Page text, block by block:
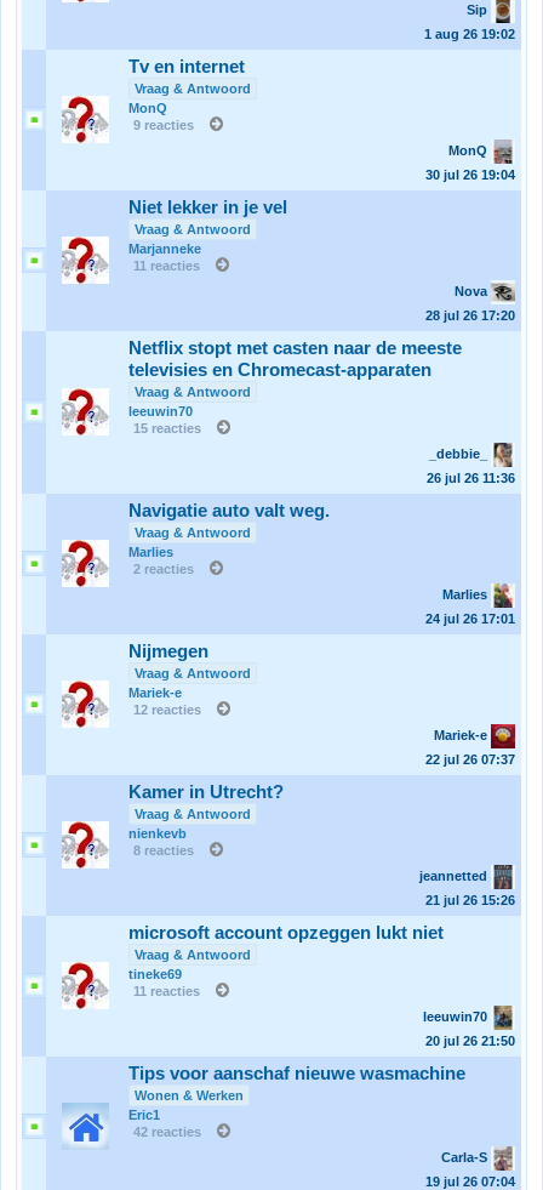
Sip
1 aug 26 19:02
Tv en internet
Vraag & Antwoord
MonQ
9 reacties
MonQ
30 jul 26 19:04
Niet lekker in je vel
Vraag & Antwoord
Marjanneke
11 reacties
Nova
28 jul 26 17:20
Netflix stopt met casten naar de meeste
televisies en Chromecast-apparaten
Vraag & Antwoord
leeuwin70
15 reacties
_debbie_
26 jul 26 11:36
Navigatie auto valt weg.
Vraag & Antwoord
Marlies
2 reacties
Marlies
24 jul 26 17:01
Nijmegen
Vraag & Antwoord
Mariek-e
12 reacties
Mariek-e
22 jul 26 07:37
Kamer in Utrecht?
Vraag & Antwoord
nienkevb
8 reacties
jeannetted
21 jul 26 15:26
microsoft account opzeggen lukt niet
Vraag & Antwoord
tineke69
11 reacties
leeuwin70
20 jul 26 21:50
Tips voor aanschaf nieuwe wasmachine
Wonen & Werken
Eric1
42 reacties
Carla-S
19 jul 26 07:04